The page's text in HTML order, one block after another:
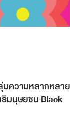
มความหลากหลาย
มนุษยชนBlack